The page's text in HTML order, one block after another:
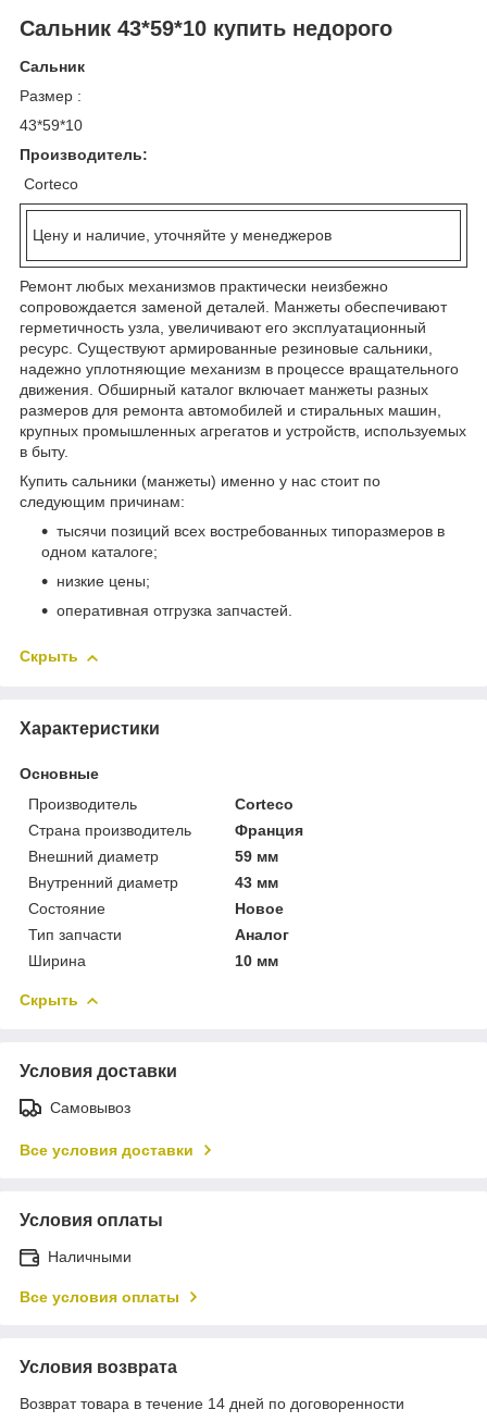
Сальник 43*59*10 купить недорого
Сальник
Размер :
43*59*10
Производитель:
Сorteco
Цену и наличие, уточняйте у менеджеров
Ремонт любых механизмов практически неизбежно
сопровождается заменой деталей. Манжеты обеспечивают
герметичность узла, увеличивают его эксплуатационный
ресурс. Существуют армированные резиновые сальники,
надежно уплотняющие механизм в процессе вращательного
движения. Обширный каталог включает манжеты разных
размеров для ремонта автомобилей и стиральных машин,
крупных промышленных агрегатов и устройств, используемых
в быту.
Купить сальники (манжеты) именно у нас стоит по
следующим причинам:
тысячи позиций всех востребованных типоразмеров в
одном каталоге;
низкие цены;
оперативная отгрузка запчастей.
Скрыть
Характеристики
Основные
Производитель
Corteco
Страна производитель
Франция
Внешний диаметр
59 мм
Внутренний диаметр
43 мм
Состояние
Новое
Тип запчасти
Аналог
Ширина
10 мм
Скрыть
Условия доставки
Самовывоз
Все условия доставки
Условия оплаты
Наличными
Все условия оплаты
Условия возврата
Возврат товара в течение 14 дней по договоренности